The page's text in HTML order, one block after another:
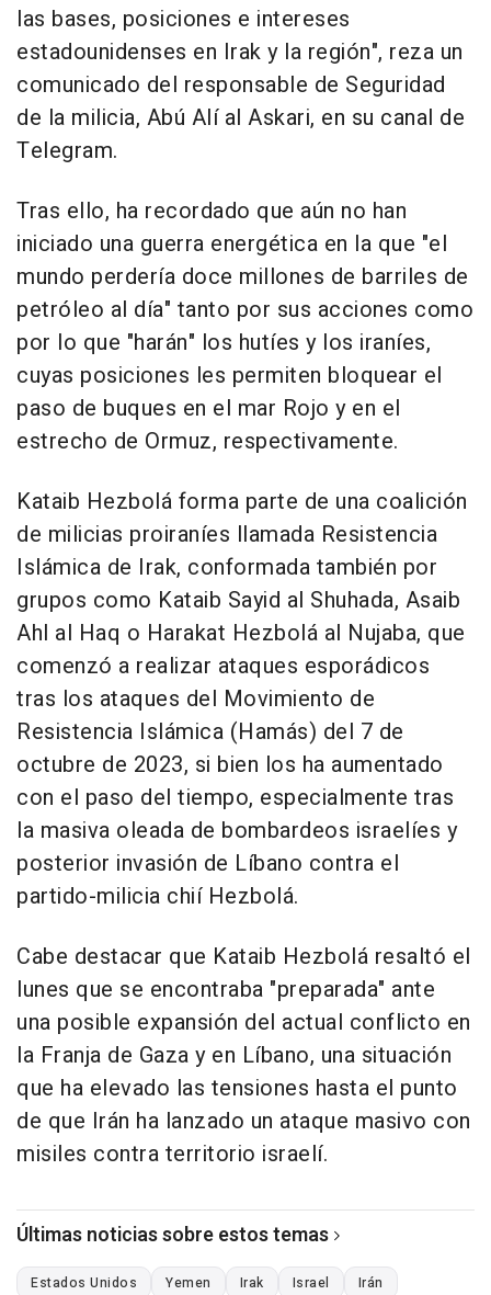
las bases, posiciones e intereses
estadounidenses en Irak y la región", reza un
comunicado del responsable de Seguridad
de la milicia, Abú Alí al Askari, en su canal de
Telegram.
Tras ello, ha recordado que aún no han
iniciado una guerra energética en la que "el
mundo perdería doce millones de barriles de
petróleo al día" tanto por sus acciones como
por lo que "harán" los hutíes y los iraníes,
cuyas posiciones les permiten bloquear el
paso de buques en el mar Rojo y en el
estrecho de Ormuz, respectivamente.
Kataib Hezbolá forma parte de una coalición
de milicias proiraníes llamada Resistencia
Islámica de Irak, conformada también por
grupos como Kataib Sayid al Shuhada, Asaib
Ahl al Haq o Harakat Hezbolá al Nujaba, que
comenzó a realizar ataques esporádicos
tras los ataques del Movimiento de
Resistencia Islámica (Hamás) del 7 de
octubre de 2023, si bien los ha aumentado
con el paso del tiempo, especialmente tras
la masiva oleada de bombardeos israelíes y
posterior invasión de Líbano contra el
partido-milicia chií Hezbolá.
Cabe destacar que Kataib Hezbolá resaltó el
lunes que se encontraba "preparada" ante
una posible expansión del actual conflicto en
la Franja de Gaza y en Líbano, una situación
que ha elevado las tensiones hasta el punto
de que Irán ha lanzado un ataque masivo con
misiles contra territorio israelí.
Últimas noticias sobre estos temas
Estados Unidos Yemen Irak Israel
Irán